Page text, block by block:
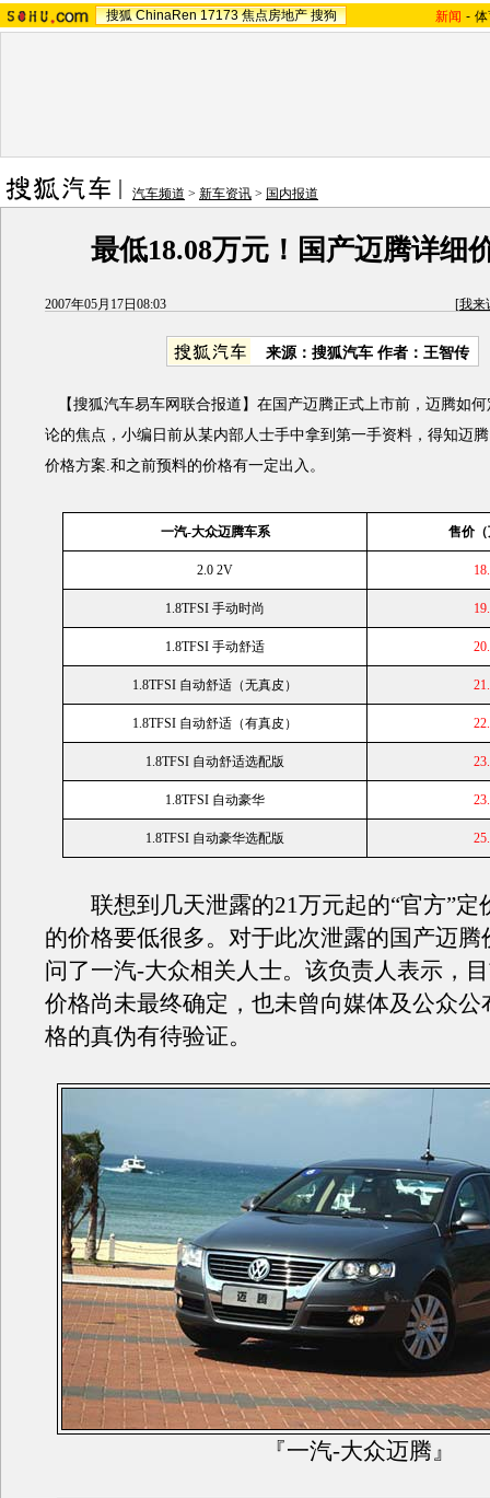
搜狐 ChinaRen 17173 焦点房地产 搜狗 新闻 -
汽车频道 > 新车资讯 > 国内报道
最低18.08万元！国产迈腾详细
2007年05月17日08:03 [我来
来源：搜狐汽车 作者：王智传
【搜狐汽车易车网联合报道】在国产迈腾正式上市前，迈腾如
论的焦点，小编日前从某内部人士手中拿到第一手资料，得知迈
价格方案.和之前预料的价格有一定出入。
一汽-大众迈腾车系 售价
2.0 2V
1.8TFSI 手动时尚
1.8TFSI 手动舒适
1.8TFSI 自动舒适（无真皮）
1.8TFSI 自动舒适（有真皮）
1.8TFSI 自动舒适选配版
1.8TFSI 自动豪华
1.8TFSI 自动豪华选配版
联想到几天泄露的21万元起的“官方”定
的价格要低很多。对于此次泄露的国产迈腾
问了一汽-大众相关人士。该负责人表示，
价格尚未最终确定，也未曾向媒体及公众公
格的真伪有待验证。
『一汽-大众迈腾』